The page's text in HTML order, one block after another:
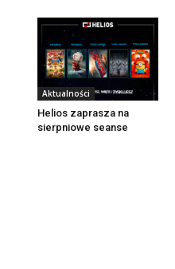
Aktualności
Helios zaprasza na
sierpniowe seanse